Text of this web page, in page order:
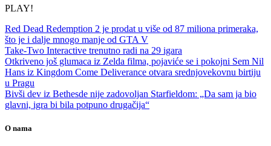
PLAY!
Red Dead Redemption 2 je prodat u više od 87 miliona primeraka,
što je i dalje mnogo manje od GTA V
Take-Two Interactive trenutno radi na 29 igara
Otkriveno još glumaca iz Zelda filma, pojaviće se i pokojni Sem Nil
Hans iz Kingdom Come Deliverance otvara srednjovekovnu birtiju
u Pragu
Bivši dev iz Bethesde nije zadovoljan Starfieldom: „Da sam ja bio
glavni, igra bi bila potpuno drugačija“
O nama